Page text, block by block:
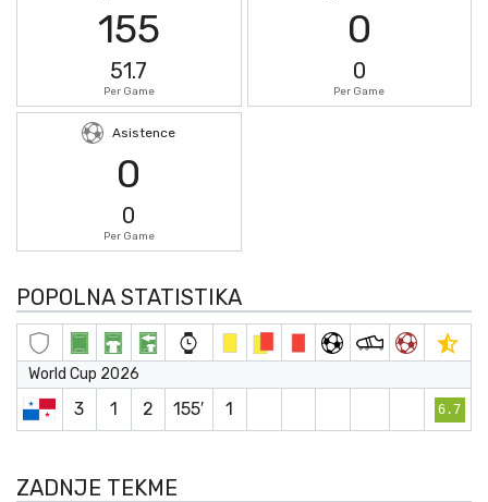
155
51.7
Per Game
0
0
Per Game
Asistence
0
0
Per Game
POPOLNA STATISTIKA
World Cup 2026
3 1 2 155′ 1 6.7
ZADNJE TEKME